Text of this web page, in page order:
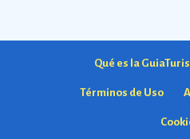
Qué es la
Términos de Uso